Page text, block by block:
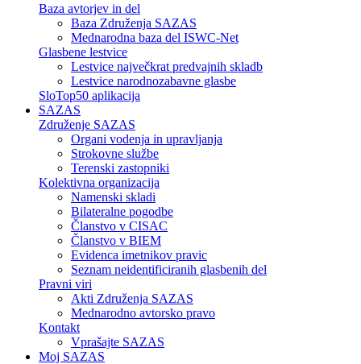
Baza avtorjev in del
Baza Združenja SAZAS
Mednarodna baza del ISWC-Net
Glasbene lestvice
Lestvice največkrat predvajnih skladb
Lestvice narodnozabavne glasbe
SloTop50 aplikacija
SAZAS
Združenje SAZAS
Organi vodenja in upravljanja
Strokovne službe
Terenski zastopniki
Kolektivna organizacija
Namenski skladi
Bilateralne pogodbe
Članstvo v CISAC
Članstvo v BIEM
Evidenca imetnikov pravic
Seznam neidentificiranih glasbenih del
Pravni viri
Akti Združenja SAZAS
Mednarodno avtorsko pravo
Kontakt
Vprašajte SAZAS
Moj SAZAS